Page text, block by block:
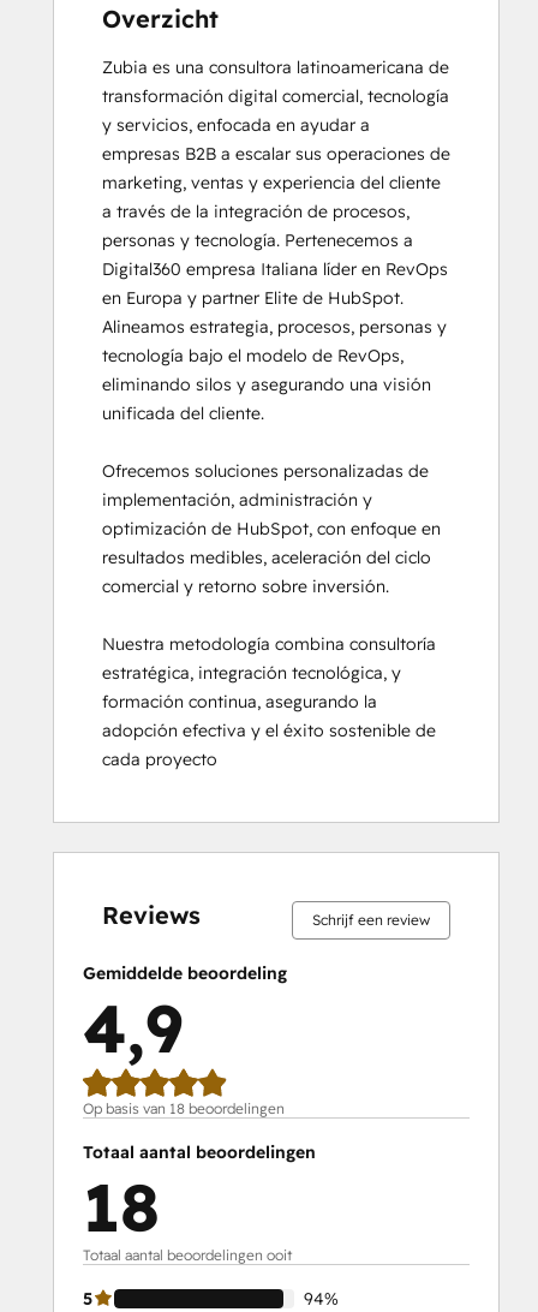
HubSpot Solutions Partner
Inbound Marketing
Inbound Marketing
Inbound Sales
Platform Consulting
Revenue Operations
Sales Enablement
Salesforce Integration Certification
SEO
Service Hub Software
Social Media Marketing Certification
Course
Overzicht
Zubia es una consultora latinoamericana de
transformación digital comercial, tecnología
y servicios, enfocada en ayudar a
empresas B2B a escalar sus operaciones de
marketing, ventas y experiencia del cliente
a través de la integración de procesos,
personas y tecnología. Pertenecemos a
Digital360 empresa Italiana líder en RevOps
en Europa y partner Elite de HubSpot.
Alineamos estrategia, procesos, personas y
tecnología bajo el modelo de RevOps,
eliminando silos y asegurando una visión
unificada del cliente.
Ofrecemos soluciones personalizadas de
implementación, administración y
optimización de HubSpot, con enfoque en
resultados medibles, aceleración del ciclo
comercial y retorno sobre inversión.
Nuestra metodología combina consultoría
estratégica, integración tecnológica, y
formación continua, asegurando la
adopción efectiva y el éxito sostenible de
cada proyecto
Reviews Schrijf een review
Gemiddelde beoordeling
4,9
Op basis van 18 beoordelingen
Totaal aantal beoordelingen
18
Totaal aantal beoordelingen ooit
5 94%